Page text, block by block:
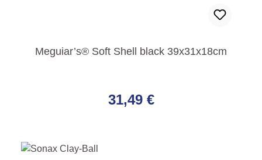
Meguiar’s® Soft Shell black 39x31x18cm
31,49 €